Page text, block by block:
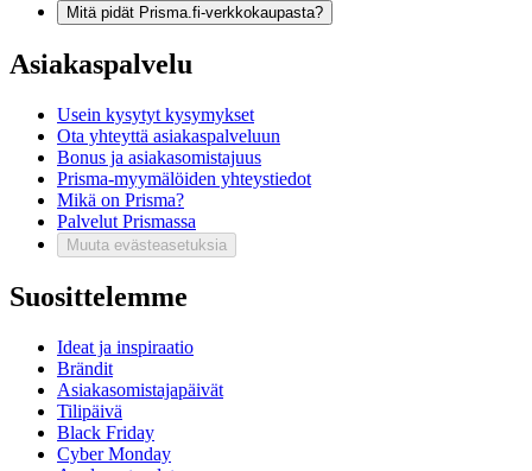
Mitä pidät Prisma.fi-verkkokaupasta?
Asiakaspalvelu
Usein kysytyt kysymykset
Ota yhteyttä asiakaspalveluun
Bonus ja asiakasomistajuus
Prisma-myymälöiden yhteystiedot
Mikä on Prisma?
Palvelut Prismassa
Muuta evästeasetuksia
Suosittelemme
Ideat ja inspiraatio
Brändit
Asiakasomistajapäivät
Tilipäivä
Black Friday
Cyber Monday